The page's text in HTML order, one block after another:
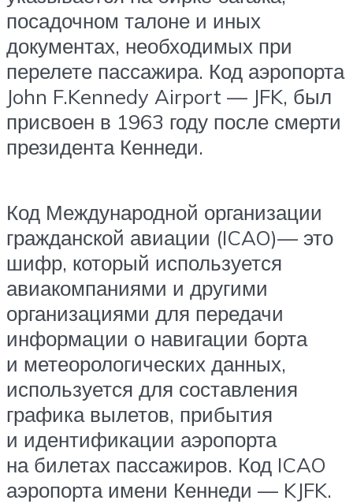
посадочном талоне и иных
документах, необходимых при
перелете пассажира. Код аэропорта
John F.Kennedy Airport — JFK, был
присвоен в 1963 году после смерти
президента Кеннеди.
Код Международной организации
гражданской авиации (ICAO)— это
шифр, который используется
авиакомпаниями и другими
организациями для передачи
информации о навигации борта
и метеорологических данных,
используется для составления
графика вылетов, прибытия
и идентификации аэропорта
на билетах пассажиров. Код ICAO
аэропорта имени Кеннеди — KJFK.